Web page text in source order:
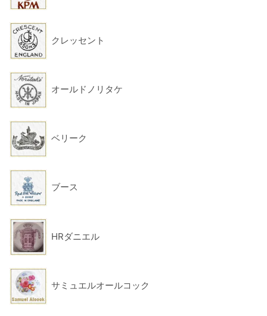
クレッセント
オールドノリタケ
ベリーク
ブース
HRダニエル
サミュエルオールコック